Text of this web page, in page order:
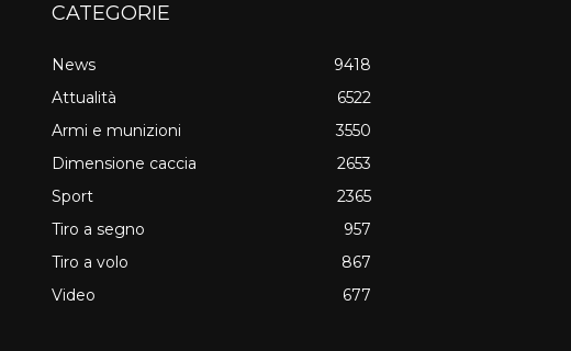
CATEGORIE
News
9418
Attualità
6522
Armi e munizioni
3550
Dimensione caccia
2653
Sport
2365
Tiro a segno
957
Tiro a volo
867
Video
677